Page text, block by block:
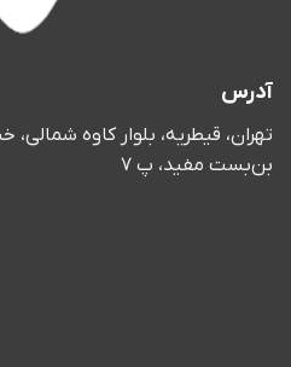
آدرس
تهران، قیطریه، بلوار کاوه
بن‌بست مفید، پ 7